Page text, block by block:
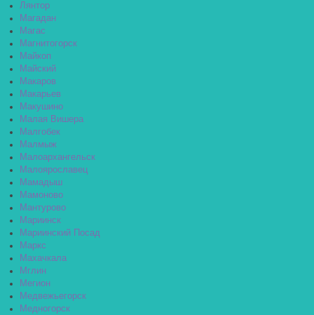
Лянтор
Магадан
Магас
Магнитогорск
Майкоп
Майский
Макаров
Макарьев
Макушино
Малая Вишера
Малгобек
Малмыж
Малоархангельск
Малоярославец
Мамадыш
Мамоново
Мантурово
Мариинск
Мариинский Посад
Маркс
Махачкала
Мглин
Мегион
Медвежьегорск
Медногорск